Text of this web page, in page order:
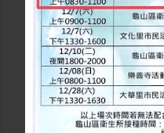
12月 04, 2024
I棟5樓之5 裝潢施工